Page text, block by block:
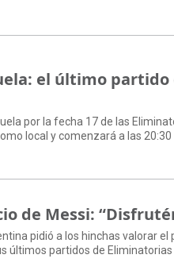
el último partido
por la fecha 17 de las
local y comenzará a las
de Messi:
pidió a los hinchas valorar
últimos partidos de Eliminatorias